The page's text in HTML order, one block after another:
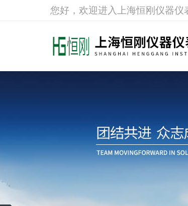
您好，欢迎进入上海恒刚仪器仪